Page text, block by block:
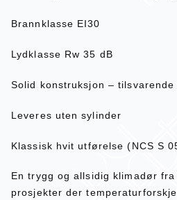
Brannklasse EI30
Lydklasse Rw 35 dB
Solid konstruksjon –
Leveres uten sylinder
Klassisk hvit utførelse (NCS S
En trygg og allsidig klimadør
prosjekter der